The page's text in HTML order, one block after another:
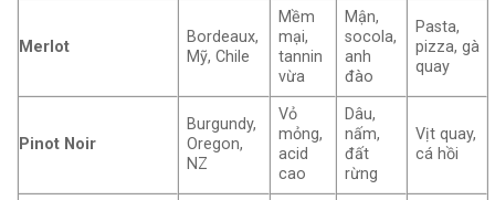
Merlot
Bordeaux,
Mỹ, Chile
Mềm
mại,
tannin
vừa
Mận,
socola,
anh
đào
Pasta,
pizza, gà
quay
Pinot Noir
Burgundy,
Oregon,
NZ
Vỏ
mỏng,
acid
cao
Dâu,
nấm,
đất
rừng
Vịt quay,
cá hồi